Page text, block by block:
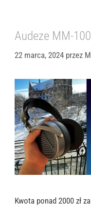
Audeze MM-
22 marca, 2024 przez
Kwota ponad 2000 zł